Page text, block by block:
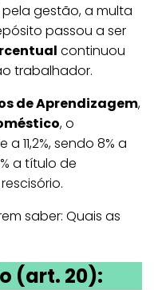
pela gestão, a multa
passou a ser
continuou
trabalhador.
de Aprendizagem,
, o
11,2%, sendo 8% a
a título de
saber: Quais as
(art. 20):